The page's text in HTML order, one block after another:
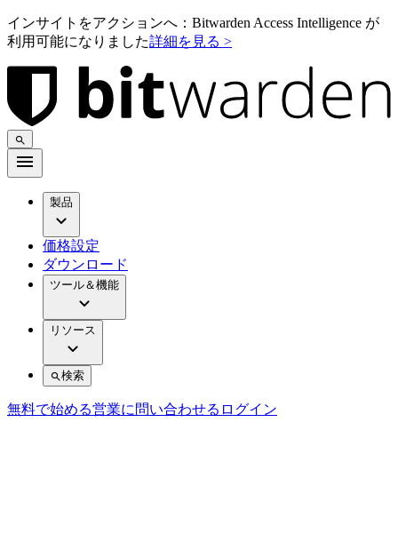
インサイトをアクションへ：Bitwarden Access Intelligence が
利用可能になりました詳細を見る >
製品
価格設定
ダウンロード
ツール＆機能
リソース
検索
無料で始める営業に問い合わせる ログイン